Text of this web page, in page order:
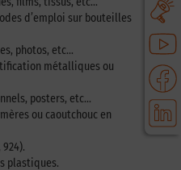
d’emploi sur bouteilles
photos, etc…
métalliques ou
posters, etc…
ou caoutchouc en
plastiques.